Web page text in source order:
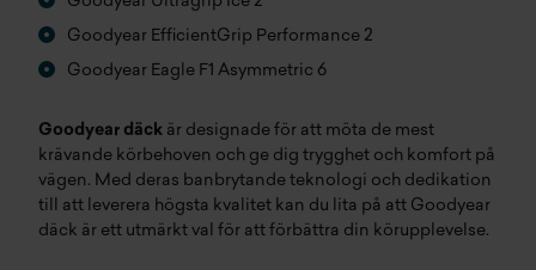
Goodyear EfficientGrip Performance 2
Goodyear Eagle F1 Asymmetric 6
Goodyear däck är designade för att möta de mest
krävande körbehoven och ge dig trygghet och komfort på
vägen. Med deras banbrytande teknologi och dedikation
till att leverera högsta kvalitet kan du lita på att Goodyear
däck är ett utmärkt val för att förbättra din körupplevelse.